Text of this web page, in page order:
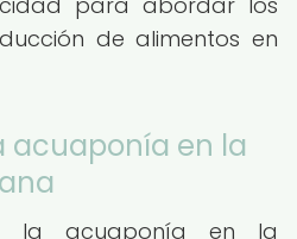
de alimentos en
acuaponía en la
la acuaponía en la